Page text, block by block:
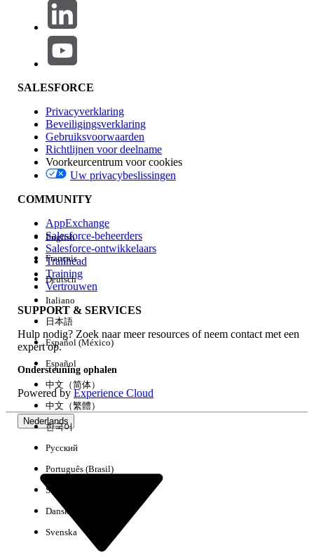
Invloed op functies
Edition
Ervaring
Alles wissen Gereed
Geen resultaten
SALESFORCE
Privacyverklaring
Beveiligingsverklaring
Gebruiksvoorwaarden
Richtlijnen voor deelname
Voorkeurcentrum voor cookies
Uw privacybeslissingen
COMMUNITY
AppExchange
Salesforce-beheerders
Salesforce-ontwikkelaars
Trailhead
Training
Vertrouwen
SUPPORT & SERVICES
Hulp nodig? Zoek naar meer resources of neem contact met een
expert op.
Ondersteuning ophalen
Powered byExperience Cloud
Nederlands
English
Français
Deutsch
Italiano
日本語
Español (México)
Español
中文（简体）
中文（繁體）
한국어
Русский
Português (Brasil)
Suomi
Dansk
Svenska